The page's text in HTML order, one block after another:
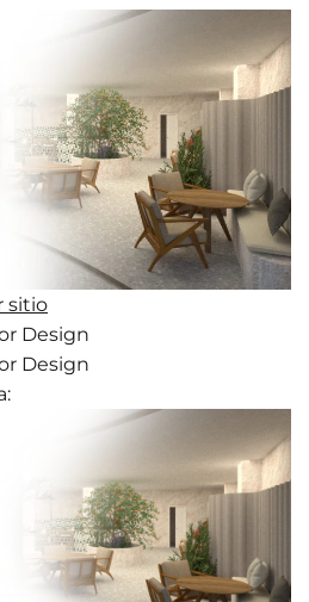
sitio
Design
Design